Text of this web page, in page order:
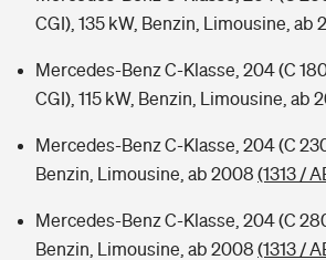
CGI), 135 kW, Benzin, Limousine, ab
Mercedes-Benz C-Klasse, 204 (C
CGI), 115 kW, Benzin, Limousine, ab
Mercedes-Benz C-Klasse, 204 (C
Benzin, Limousine, ab 2008 (1313 /
Mercedes-Benz C-Klasse, 204 (C
Benzin, Limousine, ab 2008 (1313 /